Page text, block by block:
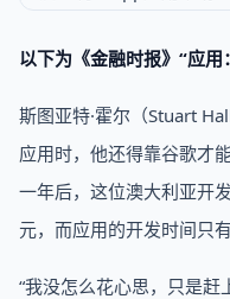
以下为《金融时报》“应用
斯图亚特·霍尔（Stuart
应用时，他还得靠谷歌才
一年后，这位澳大利亚开
元，而应用的开发时间只
“我没怎么花心思，只是